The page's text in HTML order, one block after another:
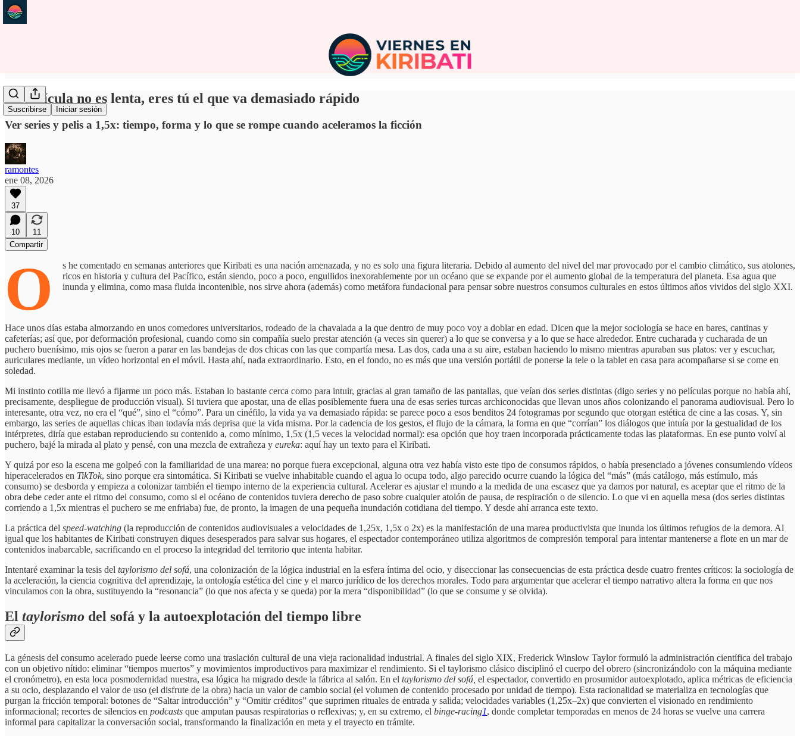
Suscribirse Iniciar sesión
La película no es lenta, eres tú el que va demasiado rápido
Ver series y pelis a 1,5x: tiempo, forma y lo que se rompe cuando aceleramos la ficción
ramontes
ene 08, 2026
37
10
11
Compartir
O
s he comentado en semanas anteriores que Kiribati es una nación amenazada, y no es solo una figura literaria. Debido al aumento del nivel del mar provocado por el cambio climático, sus atolones,
ricos en historia y cultura del Pacífico, están siendo, poco a poco, engullidos inexorablemente por un océano que se expande por el aumento global de la temperatura del planeta. Esa agua que
inunda y elimina, como masa fluida incontenible, nos sirve ahora (además) como metáfora fundacional para pensar sobre nuestros consumos culturales en estos últimos años vividos del siglo XXI.
Hace unos días estaba almorzando en unos comedores universitarios, rodeado de la chavalada a la que dentro de muy poco voy a doblar en edad. Dicen que la mejor sociología se hace en bares, cantinas y
cafeterías; así que, por deformación profesional, cuando como sin compañía suelo prestar atención (a veces sin querer) a lo que se conversa y a lo que se hace alrededor. Entre cucharada y cucharada de un
puchero buenísimo, mis ojos se fueron a parar en las bandejas de dos chicas con las que compartía mesa. Las dos, cada una a su aire, estaban haciendo lo mismo mientras apuraban sus platos: ver y escuchar,
auriculares mediante, un vídeo horizontal en el móvil. Hasta ahí, nada extraordinario. Esto, en el fondo, no es más que una versión portátil de ponerse la tele o la tablet en casa para acompañarse si se come en
soledad.
Mi instinto cotilla me llevó a fijarme un poco más. Estaban lo bastante cerca como para intuir, gracias al gran tamaño de las pantallas, que veían dos series distintas (digo series y no películas porque no había ahí,
precisamente, despliegue de producción visual). Si tuviera que apostar, una de ellas posiblemente fuera una de esas series turcas archiconocidas que llevan unos años colonizando el panorama audiovisual. Pero lo
interesante, otra vez, no era el “qué”, sino el “cómo”. Para un cinéfilo, la vida ya va demasiado rápida: se parece poco a esos benditos 24 fotogramas por segundo que otorgan estética de cine a las cosas. Y, sin
embargo, las series de aquellas chicas iban todavía más deprisa que la vida misma. Por la cadencia de los gestos, el flujo de la cámara, la forma en que “corrían” los diálogos que intuía por la gestualidad de los
intérpretes, diría que estaban reproduciendo su contenido a, como mínimo, 1,5x (1,5 veces la velocidad normal): esa opción que hoy traen incorporada prácticamente todas las plataformas. En ese punto volví al
puchero, bajé la mirada al plato y pensé, con una mezcla de extrañeza y eureka: aquí hay un texto para el Kiribati.
Y quizá por eso la escena me golpeó con la familiaridad de una marea: no porque fuera excepcional, alguna otra vez había visto este tipo de consumos rápidos, o había presenciado a jóvenes consumiendo vídeos
hiperacelerados en TikTok, sino porque era sintomática. Si Kiribati se vuelve inhabitable cuando el agua lo ocupa todo, algo parecido ocurre cuando la lógica del “más” (más catálogo, más estímulo, más
consumo) se desborda y empieza a colonizar también el tiempo interno de la experiencia cultural. Acelerar es ajustar el mundo a la medida de una escasez que ya damos por natural, es aceptar que el ritmo de la
obra debe ceder ante el ritmo del consumo, como si el océano de contenidos tuviera derecho de paso sobre cualquier atolón de pausa, de respiración o de silencio. Lo que vi en aquella mesa (dos series distintas
corriendo a 1,5x mientras el puchero se me enfriaba) fue, de pronto, la imagen de una pequeña inundación cotidiana del tiempo. Y desde ahí arranca este texto.
La práctica del speed-watching (la reproducción de contenidos audiovisuales a velocidades de 1,25x, 1,5x o 2x) es la manifestación de una marea productivista que inunda los últimos refugios de la demora. Al
igual que los habitantes de Kiribati construyen diques desesperados para salvar sus hogares, el espectador contemporáneo utiliza algoritmos de compresión temporal para intentar mantenerse a flote en un mar de
contenidos inabarcable, sacrificando en el proceso la integridad del territorio que intenta habitar.
Intentaré examinar la tesis del taylorismo del sofá, una colonización de la lógica industrial en la esfera íntima del ocio, y diseccionar las consecuencias de esta práctica desde cuatro frentes críticos: la sociología de
la aceleración, la ciencia cognitiva del aprendizaje, la ontología estética del cine y el marco jurídico de los derechos morales. Todo para argumentar que acelerar el tiempo narrativo altera la forma en que nos
vinculamos con la obra, sustituyendo la “resonancia” (lo que nos afecta y se queda) por la mera “disponibilidad” (lo que se consume y se olvida).
El taylorismo del sofá y la autoexplotación del tiempo libre
La génesis del consumo acelerado puede leerse como una traslación cultural de una vieja racionalidad industrial. A finales del siglo XIX, Frederick Winslow Taylor formuló la administración científica del trabajo
con un objetivo nítido: eliminar “tiempos muertos” y movimientos improductivos para maximizar el rendimiento. Si el taylorismo clásico disciplinó el cuerpo del obrero (sincronizándolo con la máquina mediante
el cronómetro), en esta loca posmodernidad nuestra, esa lógica ha migrado desde la fábrica al salón. En el taylorismo del sofá, el espectador, convertido en prosumidor autoexplotado, aplica métricas de eficiencia
a su ocio, desplazando el valor de uso (el disfrute de la obra) hacia un valor de cambio social (el volumen de contenido procesado por unidad de tiempo). Esta racionalidad se materializa en tecnologías que
purgan la fricción temporal: botones de “Saltar introducción” y “Omitir créditos” que suprimen rituales de entrada y salida; velocidades variables (1,25x–2x) que convierten el visionado en rendimiento
informacional; recortes de silencios en podcasts que amputan pausas respiratorias o reflexivas; y, en su extremo, el binge-racing1, donde completar temporadas en menos de 24 horas se vuelve una carrera
informal para capitalizar la conversación social, transformando la finalización en meta y el trayecto en trámite.